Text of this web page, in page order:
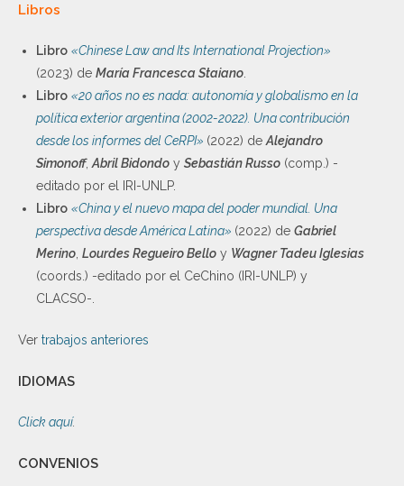
Libros
Libro «Chinese Law and Its International Projection»
(2023) de María Francesca Staiano.
Libro «20 años no es nada: autonomía y globalismo en la
política exterior argentina (2002-2022). Una contribución
desde los informes del CeRPI» (2022) deAlejandro
Simonoff,Abril Bidondo y Sebastián Russo (comp.) -
editado por el IRI-UNLP.
Libro «China y el nuevo mapa del poder mundial. Una
perspectiva desde América Latina» (2022) de Gabriel
Merino, Lourdes Regueiro Bello y Wagner Tadeu Iglesias
(coords.) -editado por el CeChino (IRI-UNLP) y
CLACSO-.
Ver trabajos anteriores
IDIOMAS
Click aquí.
CONVENIOS